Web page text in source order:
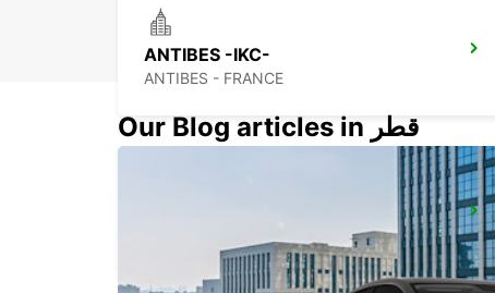
ANTIBES -IKC-
ANTIBES - FRANCE
FREJUS - FRANCE
Our Blog articles in قطر